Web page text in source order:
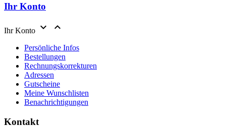
Ihr Konto
Ihr Konto  
Persönliche Infos
Bestellungen
Rechnungskorrekturen
Adressen
Gutscheine
Meine Wunschlisten
Benachrichtigungen
Kontakt